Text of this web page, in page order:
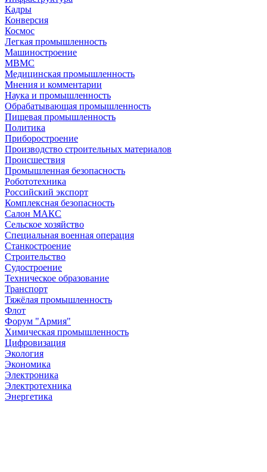
Кадры
Конверсия
Космос
Легкая промышленность
Машиностроение
МВМС
Медицинская промышленность
Мнения и комментарии
Наука и промышленность
Обрабатывающая промышленность
Пищевая промышленность
Политика
Приборостроение
Производство строительных материалов
Происшествия
Промышленная безопасность
Робототехника
Российский экспорт
Комплексная безопасность
Салон МАКС
Сельское хозяйство
Специальная военная операция
Станкостроение
Строительство
Судостроение
Техническое образование
Транспорт
Тяжёлая промышленность
Флот
Форум "Армия"
Химическая промышленность
Цифровизация
Экология
Экономика
Электроника
Электротехника
Энергетика